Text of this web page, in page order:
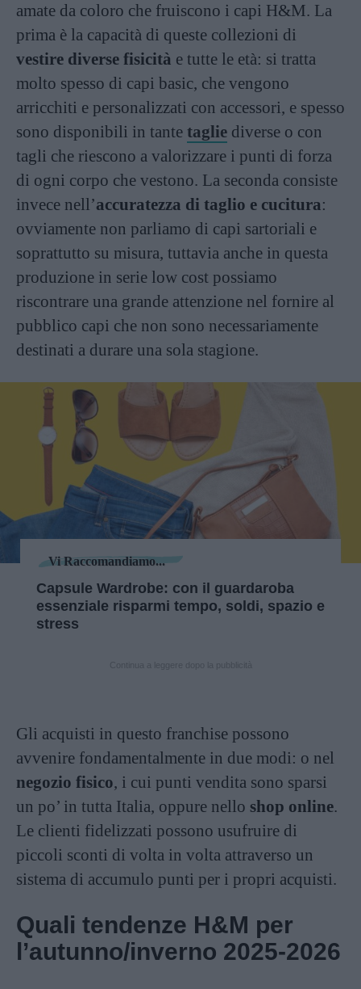
amate da coloro che fruiscono i capi H&M. La
prima è la capacità di queste collezioni di
vestire diverse fisicità e tutte le età: si tratta
molto spesso di capi basic, che vengono
arricchiti e personalizzati con accessori, e spesso
sono disponibili in tante taglie diverse o con
tagli che riescono a valorizzare i punti di forza
di ogni corpo che vestono. La seconda consiste
invece nell’accuratezza di taglio e cucitura:
ovviamente non parliamo di capi sartoriali e
soprattutto su misura, tuttavia anche in questa
produzione in serie low cost possiamo
riscontrare una grande attenzione nel fornire al
pubblico capi che non sono necessariamente
destinati a durare una sola stagione.
Vi Raccomandiamo...
Capsule Wardrobe: con il guardaroba
essenziale risparmi tempo, soldi, spazio e
stress
Gli acquisti in questo franchise possono
avvenire fondamentalmente in due modi: o nel
negozio fisico, i cui punti vendita sono sparsi
un po’ in tutta Italia, oppure nello shop online.
Le clienti fidelizzati possono usufruire di
piccoli sconti di volta in volta attraverso un
sistema di accumulo punti per i propri acquisti.
Quali tendenze H&M per
l’autunno/inverno 2025-2026